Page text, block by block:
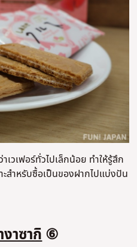
เวเฟอร์ทั่วไปเล็กน้อย ทำให้รู้สึก
สำหรับซื้อเป็นของฝากไปแบ่งปัน
งาซากิ⑥